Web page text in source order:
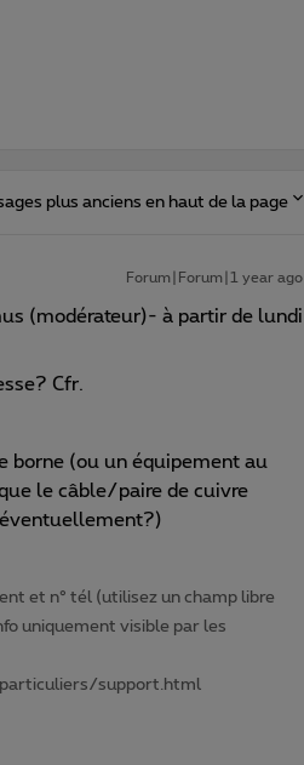
plus anciens en haut de la page
Forum|Forum|1 year ago
(modérateur)- à partir de lundi
Cfr.
borne (ou un équipement au
le câble/paire de cuivre
et n° tél (utilisez un champ libre
uniquement visible par les
support.html